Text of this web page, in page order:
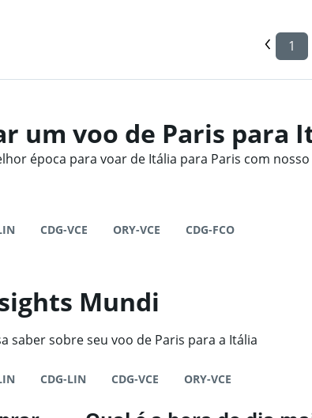
1
um voo de Paris para
época para voar de Itália para Paris com
CDG-VCE ORY-VCE CDG-FCO
Mundi
saber sobre seu voo de Paris para a Itália
CDG-LIN CDG-VCE ORY-VCE